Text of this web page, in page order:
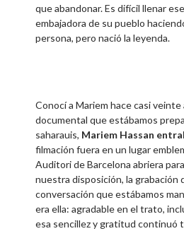
que abandonar. Es difícil llenar
embajadora de su pueblo
persona, pero nació la leyenda.
Conocí a Mariem hace casi
documental que estábamos
saharauis, Mariem Hassan
filmación fuera en un lugar
Auditori de Barcelona abriera
nuestra disposición, la grabación
conversación que estábamos
era ella: agradable en el trato,
esa sencillez y gratitud continuó